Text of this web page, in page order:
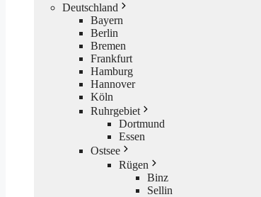
Deutschland
Bayern
Berlin
Bremen
Frankfurt
Hamburg
Hannover
Köln
Ruhrgebiet
Dortmund
Essen
Ostsee
Rügen
Binz
Sellin